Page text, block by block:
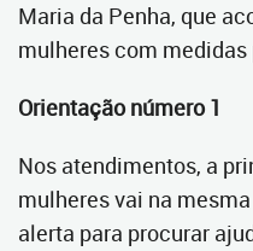
Maria da Penha, que
mulheres com
Orientação número 1
Nos atendimentos, a
mulheres vai na
alerta para procurar